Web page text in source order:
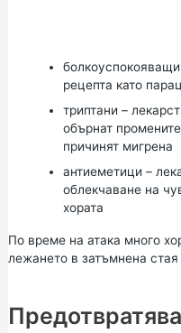
рецепта като
триптани –
обърнат
причинят мигрена
антиеметици –
облекчаване на
хората
По време на атака много
лежането в затъмнена